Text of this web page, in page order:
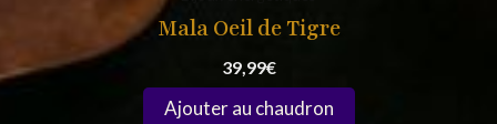
Mala Oeil de Tigre
39,99€